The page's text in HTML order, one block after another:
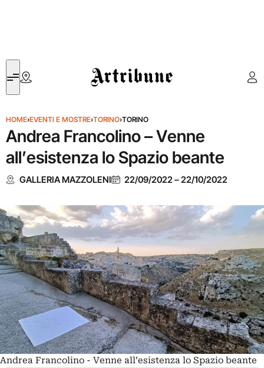
Artribune
HOME›EVENTI E MOSTRE›TORINO›TORINO
Andrea Francolino – Venne
all’esistenza lo Spazio beante
GALLERIA MAZZOLENI 22/09/2022–22/10/2022
Andrea Francolino - Venne all’esistenza lo Spazio beante